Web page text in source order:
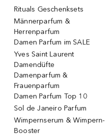
Rituals Geschenksets
Männerparfum &
Herrenparfum
Damen Parfum im SALE
Yves Saint Laurent
Damendüfte
Damenparfum &
Frauenparfum
Damen Parfum Top 10
Sol de Janeiro Parfum
Wimpernserum & Wimpern-
Booster